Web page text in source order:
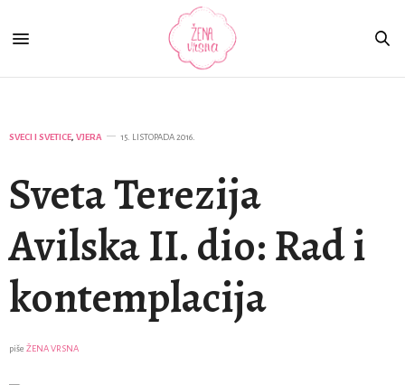
SVECI I SVETICE, VJERA 15. LISTOPADA 2016.
Sveta Terezija
Avilska II. dio: Rad i
kontemplacija
piše ŽENA VRSNA